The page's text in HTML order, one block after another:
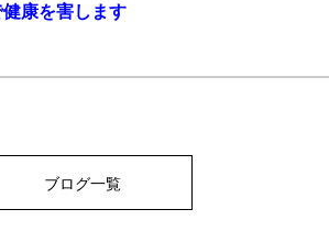
康を害します
ブログ一覧